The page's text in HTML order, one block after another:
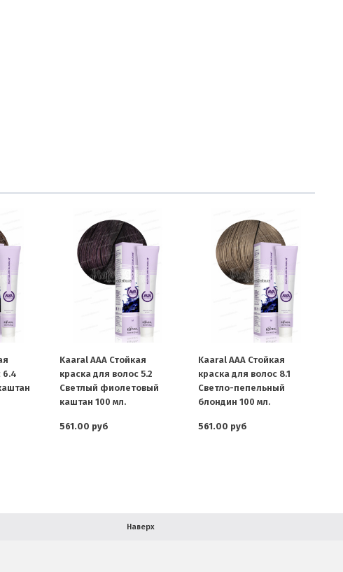
6.4
Kaaral AAA Стойкая
краска для волос 5.2
Светлый фиолетовый
каштан 100 мл.
561.00 руб
Kaaral AAA Стойкая
краска для волос 8.1
Светло-пепельный
блондин 100 мл.
561.00 руб
Наверх